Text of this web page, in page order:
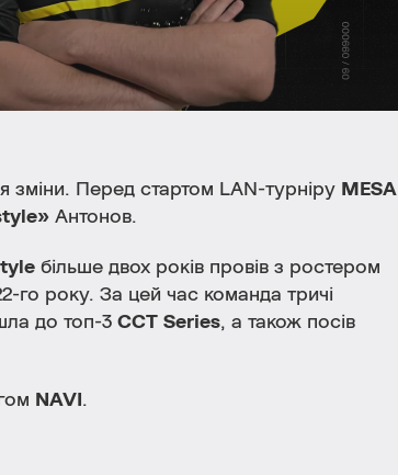
зміни. Перед стартом LAN-турніру MESA
Антонов.
більше двох років провів з ростером
го року. За цей час команда тричі
до топ-3 CCT Series, а також посів
NAVI .